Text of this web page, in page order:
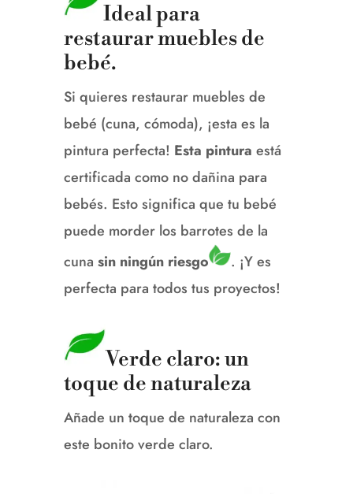
Ideal para
restaurar muebles de
bebé.
Si quieres restaurar muebles de
bebé (cuna, cómoda), ¡esta es la
pintura perfecta! Esta pintura está
certificada como no dañina para
bebés. Esto significa que tu bebé
puede morder los barrotes de la
cuna sin ningún riesgo . ¡Y es
perfecta para todos tus proyectos!
Verde claro: un
toque de naturaleza
Añade un toque de naturaleza con
este bonito verde claro.